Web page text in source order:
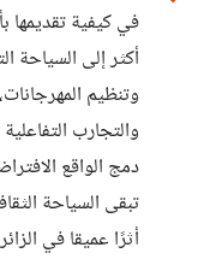
في كيفية تقديمها
أكثر إلى السياحة
وتنظيم
والتجارب
دمج الواقع
تبقى السياحة
أثرًا عميقا في